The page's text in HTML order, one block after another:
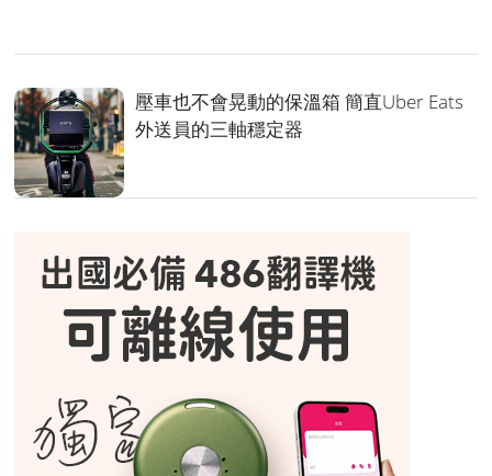
壓車也不會晃動的保溫箱 簡直Uber Eats
外送員的三軸穩定器